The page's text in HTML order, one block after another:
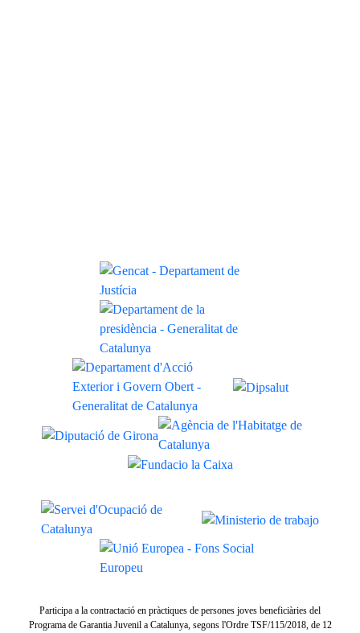
Participa a la contractació en pràctiques de persones joves beneficiàries del
Programa de Garantia Juvenil a Catalunya, segons l'Ordre TSF/115/2018, de 12